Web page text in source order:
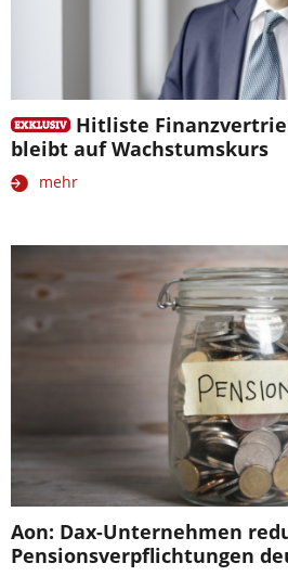
Hitliste
bleibt auf Wachstumskurs
mehr
Aon: Dax-Unternehmen
Pensionsverpflichtungen